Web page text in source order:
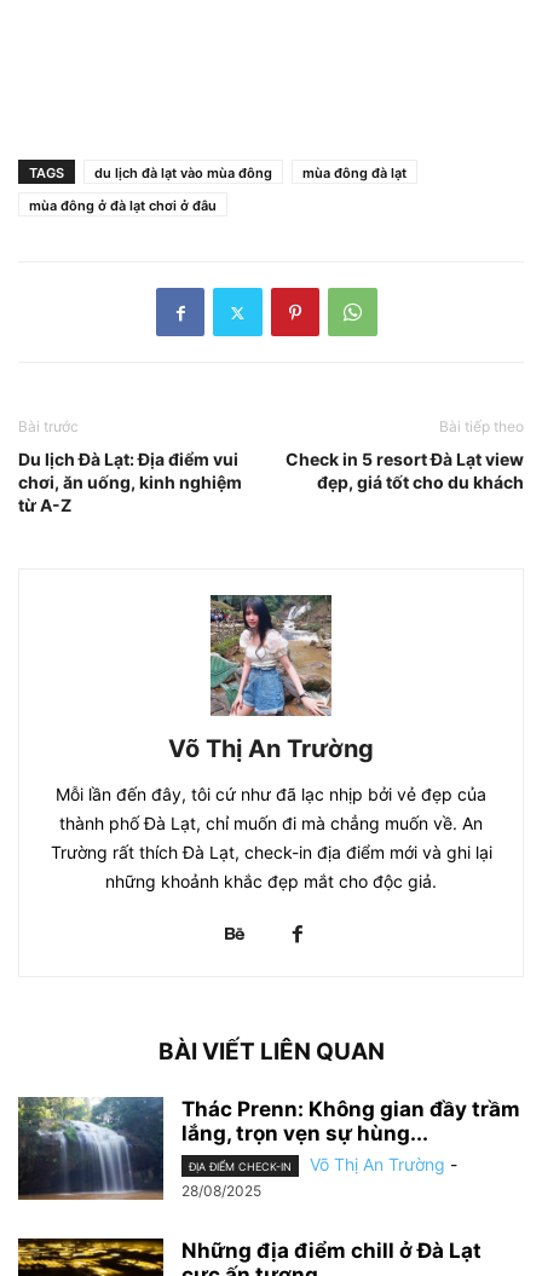
TAGS du lịch đà lạt vào mùa đông
mùa đông đà lạt
mùa đông ở đà lạt chơi ở đâu
Bài trước
Du lịch Đà Lạt: Địa điểm vui
chơi, ăn uống, kinh nghiệm
từ A-Z
Bài tiếp theo
Check in 5 resort Đà Lạt view
đẹp, giá tốt cho du khách
Võ Thị An Trường
Mỗi lần đến đây, tôi cứ như đã lạc nhịp bởi vẻ đẹp của
thành phố Đà Lạt, chỉ muốn đi mà chẳng muốn về. An
Trường rất thích Đà Lạt, check-in địa điểm mới và ghi lại
những khoảnh khắc đẹp mắt cho độc giả.
BÀI VIẾT LIÊN QUAN
Thác Prenn: Không gian đầy trầm
lắng, trọn vẹn sự hùng...
ĐỊA ĐIỂM CHECK-IN Võ Thị An Trường -
28/08/2025
Những địa điểm chill ở Đà Lạt